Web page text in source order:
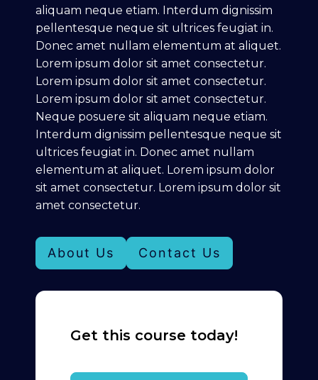
aliquam neque etiam. Interdum dignissim
pellentesque neque sit ultrices feugiat in.
Donec amet nullam elementum at aliquet.
Lorem ipsum dolor sit amet consectetur.
Lorem ipsum dolor sit amet consectetur.
Lorem ipsum dolor sit amet consectetur.
Neque posuere sit aliquam neque etiam.
Interdum dignissim pellentesque neque sit
ultrices feugiat in. Donec amet nullam
elementum at aliquet. Lorem ipsum dolor
sit amet consectetur. Lorem ipsum dolor sit
amet consectetur.
About Us Contact Us
Get this course today!
Course